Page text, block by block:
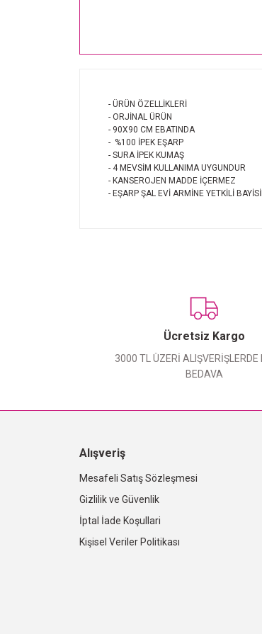
- ÜRÜN ÖZELLİKLERİ
- ORJİNAL ÜRÜN
- 90X90 CM EBATINDA
- %100 İPEK EŞARP
- SURA İPEK KUMAŞ
- 4 MEVSİM KULLANIMA UYGUNDUR
- KANSEROJEN MADDE İÇERMEZ
- EŞARP ŞAL EVİ ARMİNE YETKİLİ
Ücretsiz Kargo
3000 TL ÜZERİ ALIŞVERİŞLERDE
BEDAVA
Alışveriş
Mesafeli Satış Sözleşmesi
Gizlilik ve Güvenlik
İptal İade Koşullari
Kişisel Veriler Politikası